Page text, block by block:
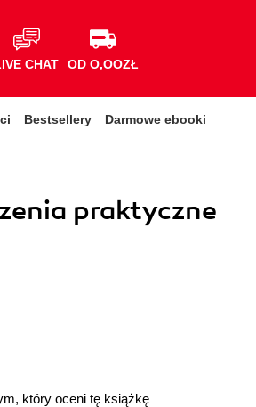
CHAT OD O,OOZŁ
Bestsellery Darmowe ebooki
praktyczne
który oceni tę książkę